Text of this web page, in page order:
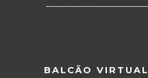
BALCÃO VIRTUAL